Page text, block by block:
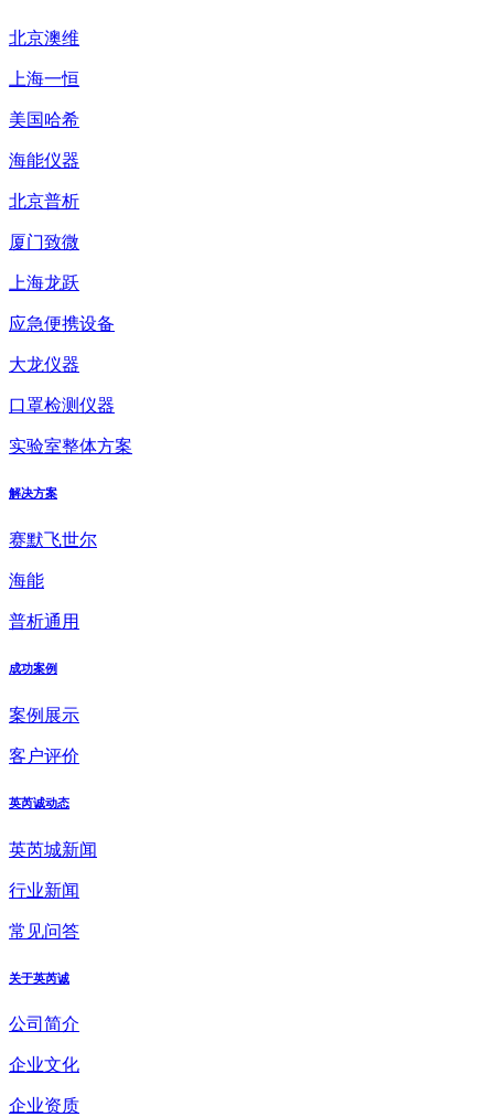
北京澳维
上海一恒
美国哈希
海能仪器
北京普析
厦门致微
上海龙跃
应急便携设备
大龙仪器
口罩检测仪器
实验室整体方案
解决方案
赛默飞世尔
海能
普析通用
成功案例
案例展示
客户评价
英芮诚动态
英芮城新闻
行业新闻
常见问答
关于英芮诚
公司简介
企业文化
企业资质